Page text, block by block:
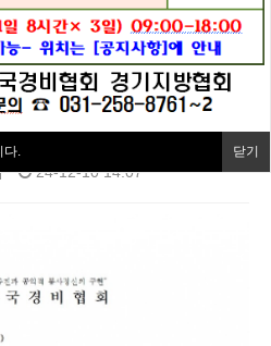
다. 닫기
전국지방협회
임원선고 공고 통
사 안내
24-12-10 14:07